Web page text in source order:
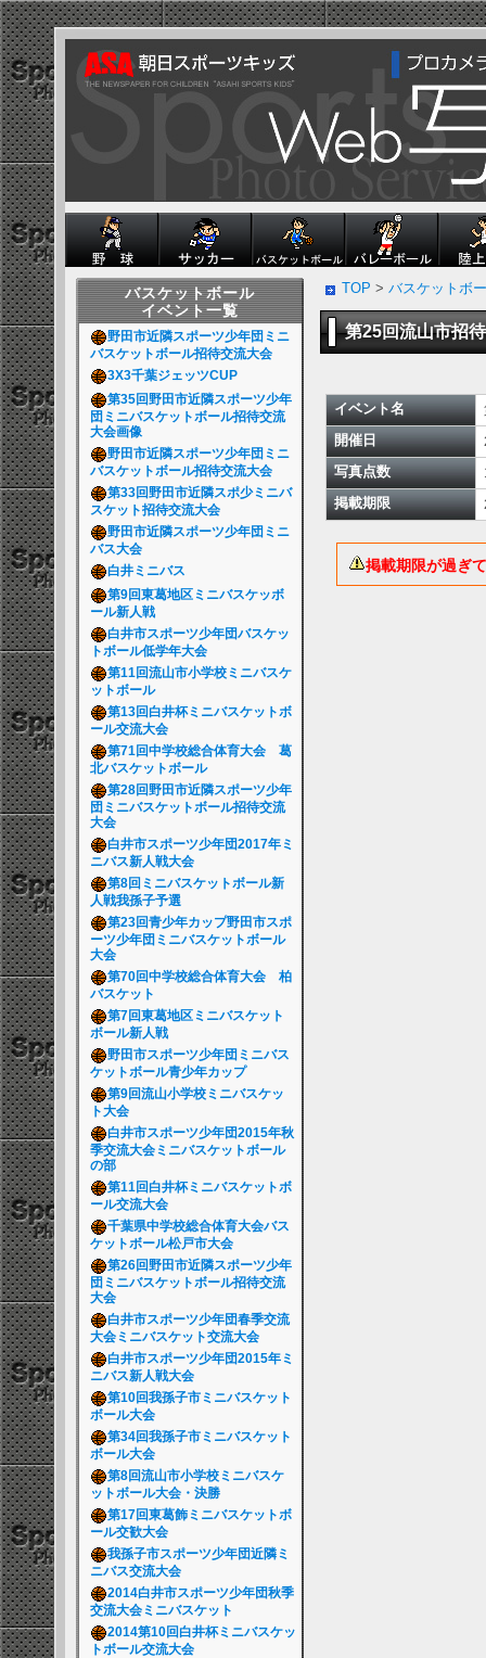
バスケットボール
イベント一覧
野田市近隣スポーツ少年団ミニ
バスケットボール招待交流大会
3X3千葉ジェッツCUP
第35回野田市近隣スポーツ少年
団ミニバスケットボール招待交流
大会画像
野田市近隣スポーツ少年団ミニ
バスケットボール招待交流大会
第33回野田市近隣スポ少ミニバ
スケット招待交流大会
野田市近隣スポーツ少年団ミニ
バス大会
白井ミニバス
第9回東葛地区ミニバスケッボ
ール新人戦
白井市スポーツ少年団バスケッ
トボール低学年大会
第11回流山市小学校ミニバスケ
ットボール
第13回白井杯ミニバスケットボ
ール交流大会
第71回中学校総合体育大会 葛
北バスケットボール
第28回野田市近隣スポーツ少年
団ミニバスケットボール招待交流
大会
白井市スポーツ少年団2017年ミ
ニバス新人戦大会
第8回ミニバスケットボール新
人戦我孫子予選
第23回青少年カップ野田市スポ
ーツ少年団ミニバスケットボール
大会
第70回中学校総合体育大会 柏
バスケット
第7回東葛地区ミニバスケット
ボール新人戦
野田市スポーツ少年団ミニバス
ケットボール青少年カップ
第9回流山小学校ミニバスケッ
ト大会
白井市スポーツ少年団2015年秋
季交流大会ミニバスケットボール
の部
第11回白井杯ミニバスケットボ
ール交流大会
千葉県中学校総合体育大会バス
ケットボール松戸市大会
第26回野田市近隣スポーツ少年
団ミニバスケットボール招待交流
大会
白井市スポーツ少年団春季交流
大会ミニバスケット交流大会
白井市スポーツ少年団2015年ミ
ニバス新人戦大会
第10回我孫子市ミニバスケット
ボール大会
第34回我孫子市ミニバスケット
ボール大会
第8回流山市小学校ミニバスケ
ットボール大会・決勝
第17回東葛飾ミニバスケットボ
ール交歓大会
我孫子市スポーツ少年団近隣ミ
ニバス交流大会
2014白井市スポーツ少年団秋季
交流大会ミニバスケット
2014第10回白井杯ミニバスケッ
トボール交流大会
TOP > バスケットボ
第25回流山市招
イベント名
開催日
写真点数
掲載期限
掲載期限が過ぎ